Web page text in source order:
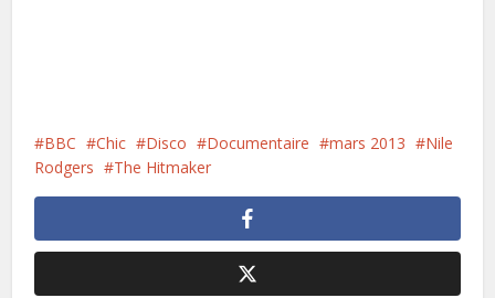
BBC Chic Disco Documentaire mars 2013
Nile
Rodgers
The Hitmaker